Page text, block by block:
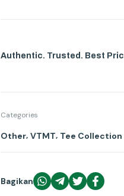
Authentic. Trusted. Best
Categories
Other, VTMT, Tee Collection
Bagikan